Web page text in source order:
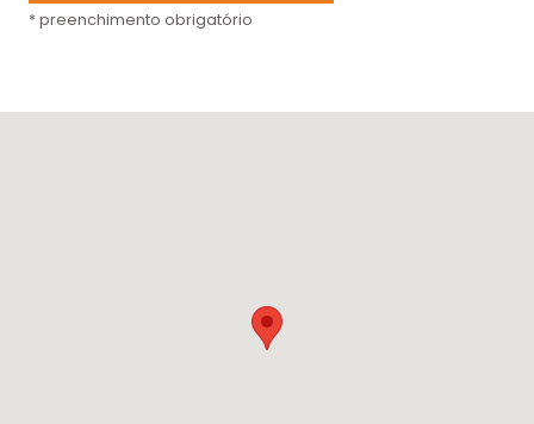
* preenchimento obrigatório